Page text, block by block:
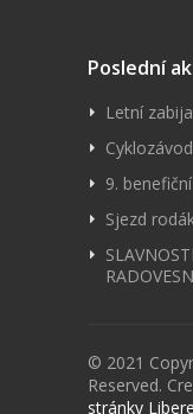
Poslední
Letní
9.
Sjezd
© 2021
Reserved.
stránky